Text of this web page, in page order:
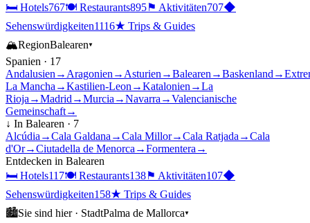
🛏 Hotels767🍽 Restaurants895⚑ Aktivitäten707◆
Sehenswürdigkeiten1116★ Trips & Guides
🏔RegionBalearen▾
Spanien · 17
Andalusien → Aragonien → Asturien →Balearen →Baskenland →
La Mancha →Kastilien-Leon →Katalonien →La
Rioja →Madrid →Murcia →Navarra →Valencianische
Gemeinschaft→
↓ In Balearen · 7
Alcúdia →Cala Galdana →Cala Millor→Cala Ratjada →Cala
d'Or→Ciutadella de Menorca →Formentera →
Entdecken in Balearen
🛏 Hotels117🍽 Restaurants138⚑ Aktivitäten107◆
Sehenswürdigkeiten158★ Trips & Guides
🏙Sie sind hier · StadtPalma de Mallorca▾